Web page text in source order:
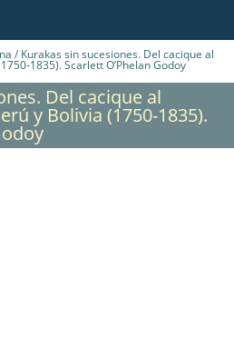
/ Kurakas sin sucesiones. Del cacique al
1835). Scarlett O’Phelan Godoy
Del cacique al
y Bolivia (1750-1835).